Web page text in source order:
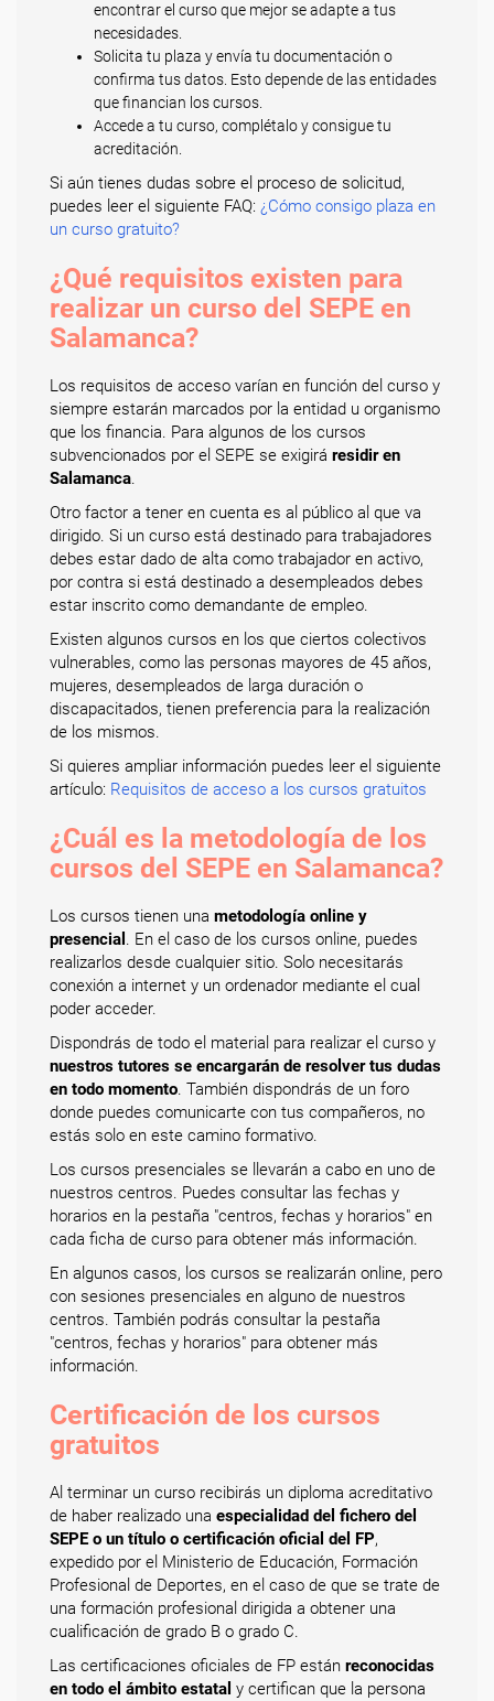
encontrar el curso que mejor se adapte a tus
necesidades.
Solicita tu plaza y envía tu documentación o
confirma tus datos. Esto depende de las entidades
que financian los cursos.
Accede a tu curso, complétalo y consigue tu
acreditación.
Si aún tienes dudas sobre el proceso de solicitud,
puedes leer el siguiente FAQ: ¿Cómo consigo plaza en
un curso gratuito?
¿Qué requisitos existen para
realizar un curso del SEPE en
Salamanca?
Los requisitos de acceso varían en función del curso y
siempre estarán marcados por la entidad u organismo
que los financia. Para algunos de los cursos
subvencionados por el SEPE se exigirá residir en
Salamanca.
Otro factor a tener en cuenta es al público al que va
dirigido. Si un curso está destinado para trabajadores
debes estar dado de alta como trabajador en activo,
por contra si está destinado a desempleados debes
estar inscrito como demandante de empleo.
Existen algunos cursos en los que ciertos colectivos
vulnerables, como las personas mayores de 45 años,
mujeres, desempleados de larga duración o
discapacitados, tienen preferencia para la realización
de los mismos.
Si quieres ampliar información puedes leer el siguiente
artículo: Requisitos de acceso a los cursos gratuitos
¿Cuál es la metodología de los
cursos del SEPE en Salamanca?
Los cursos tienen una metodología online y
presencial . En el caso de los cursos online, puedes
realizarlos desde cualquier sitio. Solo necesitarás
conexión a internet y un ordenador mediante el cual
poder acceder.
Dispondrás de todo el material para realizar el curso y
nuestros tutores se encargarán de resolver tus dudas
en todo momento. También dispondrás de un foro
donde puedes comunicarte con tus compañeros, no
estás solo en este camino formativo.
Los cursos presenciales se llevarán a cabo en uno de
nuestros centros. Puedes consultar las fechas y
horarios en la pestaña "centros, fechas y horarios" en
cada ficha de curso para obtener más información.
En algunos casos, los cursos se realizarán online, pero
con sesiones presenciales en alguno de nuestros
centros. También podrás consultar la pestaña
"centros, fechas y horarios" para obtener más
información.
Certificación de los cursos
gratuitos
Al terminar un curso recibirás un diploma acreditativo
de haber realizado una especialidad del fichero del
SEPE o un título o certificación oficial del FP,
expedido por el Ministerio de Educación, Formación
Profesional de Deportes, en el caso de que se trate de
una formación profesional dirigida a obtener una
cualificación de grado B o grado C.
Las certificaciones oficiales de FP están reconocidas
en todo el ámbito estatal y certifican que la persona